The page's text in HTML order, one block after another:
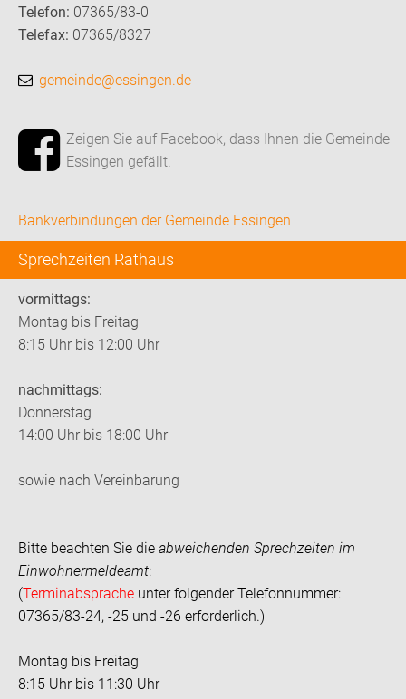
Telefon: 07365/83-0
Telefax: 07365/8327
gemeinde@essingen.de
Zeigen Sie auf Facebook, dass Ihnen die Gemeinde
Essingen gefällt.
Bankverbindungen der Gemeinde Essingen
Sprechzeiten Rathaus
vormittags:
Montag bis Freitag
8:15 Uhr bis 12:00 Uhr
nachmittags:
Donnerstag
14:00 Uhr bis 18:00 Uhr
sowie nach Vereinbarung
Bitte beachten Sie die abweichenden Sprechzeiten im
Einwohnermeldeamt:
(Terminabsprache unter folgender Telefonnummer:
07365/83-24, -25 und -26 erforderlich.)
Montag bis Freitag
8:15 Uhr bis 11:30 Uhr